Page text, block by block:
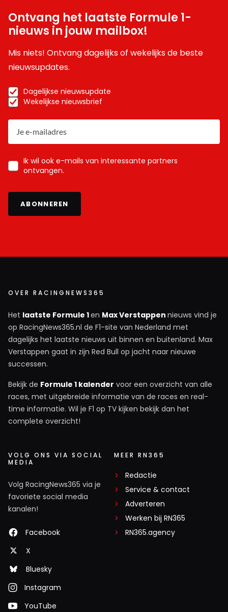
Ontvang het laatste Formule 1-
nieuws in jouw mailbox!
Mis niets! Ontvang dagelijks of wekelijks de beste
nieuwsupdates.
Dagelijkse nieuwsupdate
Wekelijkse nieuwsbrief
Ik wil ook e-mails van interessante partners
ontvangen.
ABONNEREN
OVER RACINGNEWS365
Het laatste Formule 1en Max Verstappen nieuws vind je
op RacingNews365.nl de F1-site van Nederland met
dagelijks het laatste nieuws uit binnen en buitenland. Max
Verstappen gaat in zijn Red Bull op jacht naar nieuwe
successen.
Bekijk de Formule 1 kalender voor een overzicht van alle
races, met uitgebreide informatie van de races en real-
time informatie. Wil je F1 op TV kijken bekijk dan het
complete overzicht!
VOLG ONS VIA SOCIAL
MEDIA
Volg RacingNews365 via je
favoriete social media
kanalen!
Facebook
X
Bluesky
Instagram
YouTube
MEER RN365
Redactie
Service & contact
Adverteren
Werken bij RN365
RN365.agency